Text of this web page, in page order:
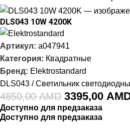
DLS043 10W 4200K
Артикул: a047941
Категория: Квадратные
Бренд: Elektrostandard
DLS043 / Светильник
4850,00AMD 3395,00
Доступно для предзаказа
Доступно для предзаказа